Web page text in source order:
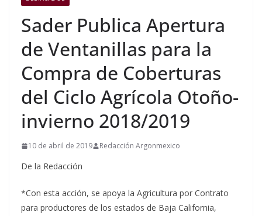
Sader Publica Apertura
de Ventanillas para la
Compra de Coberturas
del Ciclo Agrícola Otoño-
invierno 2018/2019
10 de abril de 2019 Redacción Argonmexico
De la Redacción
*Con esta acción, se apoya la Agricultura por Contrato
para productores de los estados de Baja California,